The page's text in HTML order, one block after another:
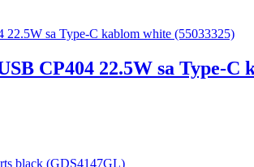
CP404 22.5W sa Type-C